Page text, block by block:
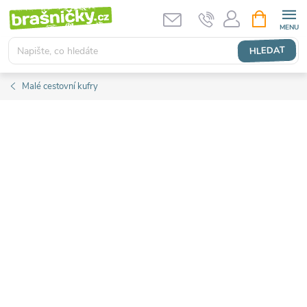
Přejít
obsah
HLEDAT
NÁKUPNÍ
KOŠÍK
Malé cestovní kufry